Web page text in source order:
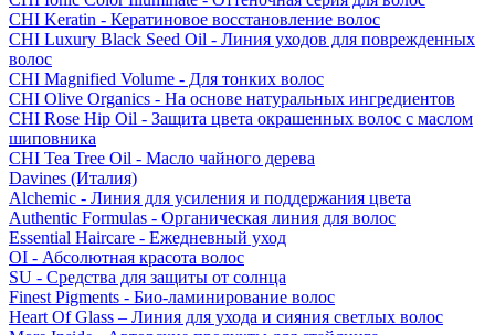
CHI Keratin - Кератиновое восстановление волос
CHI Luxury Black Seed Oil - Линия уходов для поврежденных
волос
CHI Magnified Volume - Для тонких волос
CHI Olive Organics - На основе натуральных ингредиентов
CHI Rose Hip Oil - Защита цвета окрашенных волос с маслом
шиповника
CHI Tea Tree Oil - Масло чайного дерева
Davines (Италия)
Alchemic - Линия для усиления и поддержания цвета
Authentic Formulas - Органическая линия для волос
Essential Haircare - Eжедневный уход
OI - Абсолютная красота волос
SU - Средства для защиты от солнца
Finest Pigments - Био-ламинирование волос
Heart Of Glass – Линия для ухода и сияния светлых волос